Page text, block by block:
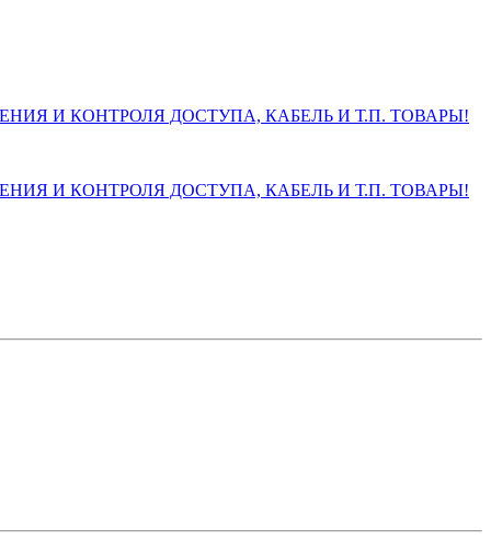
И КОНТРОЛЯ ДОСТУПА, КАБЕЛЬ И Т.П. ТОВАРЫ!
И КОНТРОЛЯ ДОСТУПА, КАБЕЛЬ И Т.П. ТОВАРЫ!